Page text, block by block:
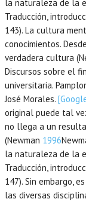
la naturaleza de la
Traducción,
143). La cultura
conocimientos.
verdadera cultura
Discursos sobre el
universitaria.
José Morales.
original puede tal
no llega a un
(Newman 1996
la naturaleza de la
Traducción,
147). Sin embargo,
las diversas